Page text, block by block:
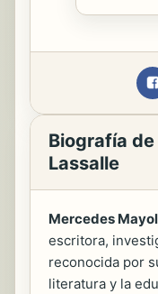
Biografía
Lassalle
Mercedes
escritora,
reconocida por
literatura y la